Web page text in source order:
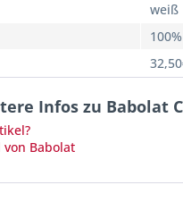
weiß
Infos zu Babolat
Babolat